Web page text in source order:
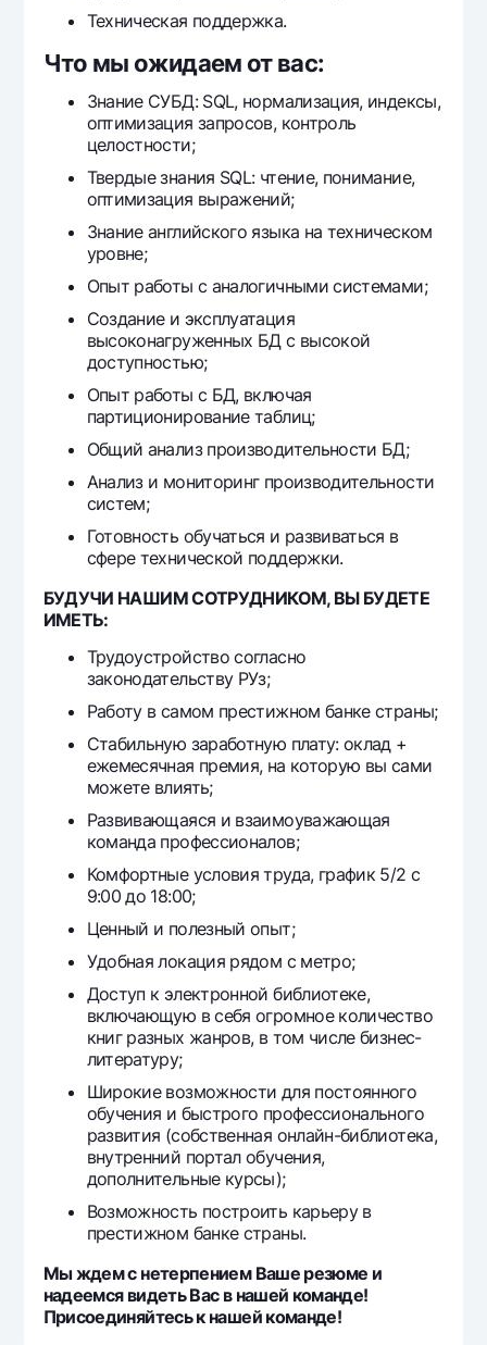
+998 78 148-00-101344
Техническая поддержка.
Что мы ожидаем от вас:
Знание СУБД: SQL, нормализация, индексы,
оптимизация запросов, контроль
целостности;
Твердые знания SQL: чтение, понимание,
оптимизация выражений;
Знание английского языка на техническом
уровне;
Опыт работы с аналогичными системами;
Создание и эксплуатация
высоконагруженных БД с высокой
доступностью;
Опыт работы с БД, включая
партиционирование таблиц;
Общий анализ производительности БД;
Анализ и мониторинг производительности
систем;
Готовность обучаться и развиваться в
сфере технической поддержки.
БУДУЧИ НАШИМ СОТРУДНИКОМ, ВЫ БУДЕТЕ
ИМЕТЬ:
Трудоустройство согласно
законодательству РУз;
Работу в самом престижном банке страны;
Стабильную заработную плату: оклад +
ежемесячная премия, на которую вы сами
можете влиять;
Развивающаяся и взаимоуважающая
команда профессионалов;
Комфортные условия труда, график 5/2 с
9:00 до 18:00;
Ценный и полезный опыт;
Удобная локация рядом с метро;
Доступ к электронной библиотеке,
включающую в себя огромное количество
книг разных жанров, в том числе бизнес-
литературу;
Широкие возможности для постоянного
обучения и быстрого профессионального
развития (собственная онлайн-библиотека,
внутренний портал обучения,
дополнительные курсы);
Возможность построить карьеру в
престижном банке страны.
Мы ждем с нетерпением Ваше резюме и
надеемся видеть Вас в нашей команде!
Присоединяйтесь к нашей команде!